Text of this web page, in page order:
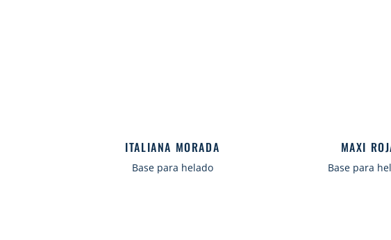
ITALIANA MORADA
Base para helado
MAXI
Base para